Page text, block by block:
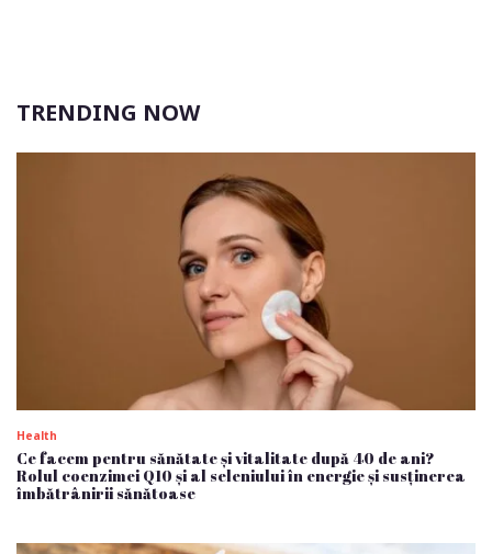
TRENDING NOW
Health
Ce facem pentru sănătate și vitalitate după 40 de ani?
Rolul coenzimei Q10 și al seleniului în energie și susținerea
îmbătrânirii sănătoase